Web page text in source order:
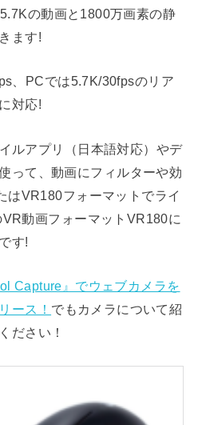
の動画と1800万画素の静
ます!
、PCでは5.7K/30fpsのリア
対応!
ルアプリ（日本語対応）やデ
って、動画にフィルターや効
はVR180フォーマットでライ
動画フォーマットVR180に
す!
Capture』でウェブカメラを
ース！ でもカメラについて紹
ださい！